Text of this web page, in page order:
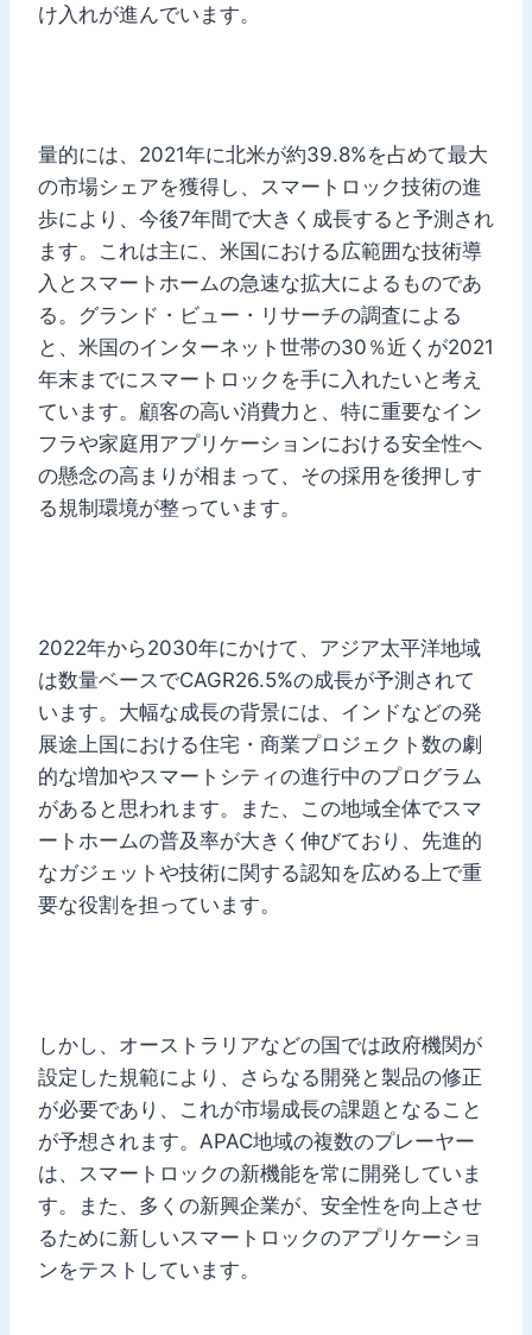
け入れが進んでいます。
量的には、2021年に北米が約39.8%を占めて最大
の市場シェアを獲得し、スマートロック技術の進
歩により、今後7年間で大きく成長すると予測され
ます。これは主に、米国における広範囲な技術導
入とスマートホームの急速な拡大によるものであ
る。グランド・ビュー・リサーチの調査による
と、米国のインターネット世帯の30％近くが2021
年末までにスマートロックを手に入れたいと考え
ています。顧客の高い消費力と、特に重要なイン
フラや家庭用アプリケーションにおける安全性へ
の懸念の高まりが相まって、その採用を後押しす
る規制環境が整っています。
2022年から2030年にかけて、アジア太平洋地域
は数量ベースでCAGR26.5%の成長が予測されて
います。大幅な成長の背景には、インドなどの発
展途上国における住宅・商業プロジェクト数の劇
的な増加やスマートシティの進行中のプログラム
があると思われます。また、この地域全体でスマ
ートホームの普及率が大きく伸びており、先進的
なガジェットや技術に関する認知を広める上で重
要な役割を担っています。
しかし、オーストラリアなどの国では政府機関が
設定した規範により、さらなる開発と製品の修正
が必要であり、これが市場成長の課題となること
が予想されます。APAC地域の複数のプレーヤー
は、スマートロックの新機能を常に開発していま
す。また、多くの新興企業が、安全性を向上させ
るために新しいスマートロックのアプリケーショ
ンをテストしています。